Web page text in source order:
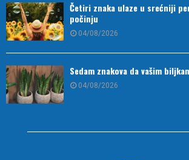
Četiri znaka ulaze u srećniji
počinju
04/08/2026
Sedam znakova da vašim
04/08/2026